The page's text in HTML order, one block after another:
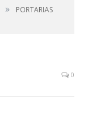
»
PORTARIAS
0